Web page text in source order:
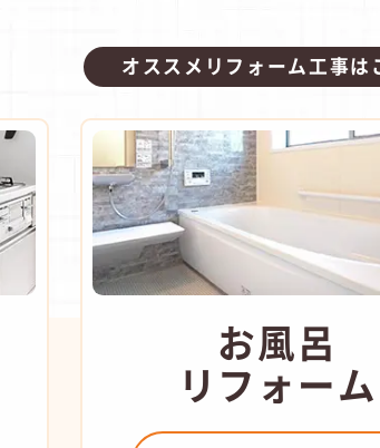
オススメリフォーム工事は
お風呂
リフォーム